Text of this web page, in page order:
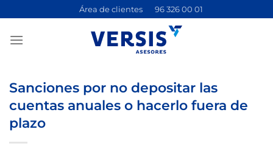
contenido
Área de clientes 96 326 00 01
Sanciones por no depositar las
cuentas anuales o hacerlo fuera de
plazo